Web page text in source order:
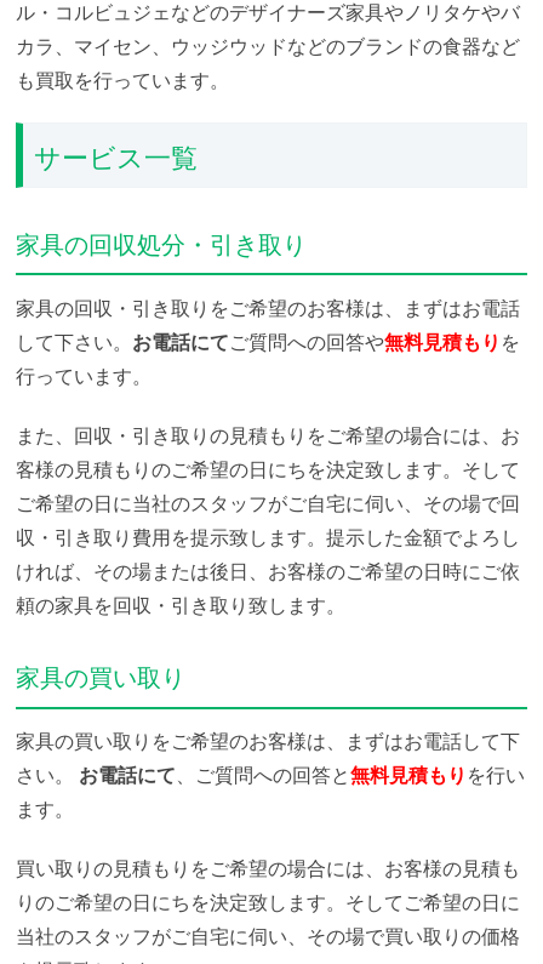
ル・コルビュジェなどのデザイナーズ家具やノリタケやバ
カラ、マイセン、ウッジウッドなどのブランドの食器など
も買取を行っています。
サービス一覧
家具の回収処分・引き取り
家具の回収・引き取りをご希望のお客様は、まずはお電話
して下さい。 お電話にてご質問への回答や無料見積もり を
行っています。
また、回収・引き取りの見積もりをご希望の場合には、お
客様の見積もりのご希望の日にちを決定致します。そして
ご希望の日に当社のスタッフがご自宅に伺い、その場で回
収・引き取り費用を提示致します。提示した金額でよろし
ければ、その場または後日、お客様のご希望の日時にご依
頼の家具を回収・引き取り致します。
家具の買い取り
家具の買い取りをご希望のお客様は、まずはお電話して下
さい。
お電話にて、ご質問への回答と無料見積もり を行い
ます。
買い取りの見積もりをご希望の場合には、お客様の見積も
りのご希望の日にちを決定致します。そしてご希望の日に
当社のスタッフがご自宅に伺い、その場で買い取りの価格